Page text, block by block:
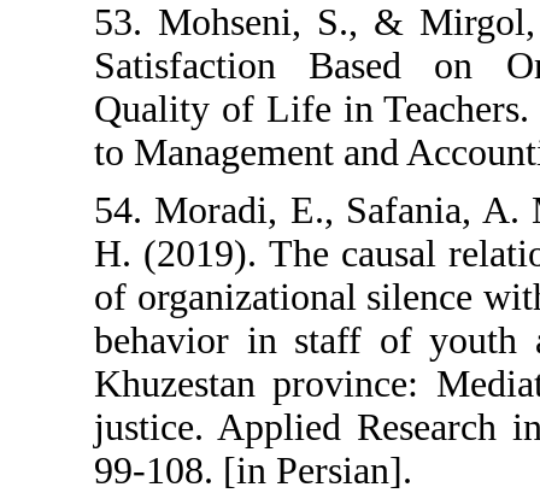
53. Mohseni,
Satisfaction
Quality of Life
to Management
54. Moradi,
H. (2019). The
of
behavior in
Khuzestan
justice. Applied
99-108. [in